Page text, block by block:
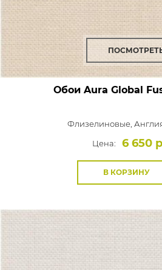
Обои Aura Global
Флизелиновые,
Цена:
6 650
В КОРЗИНУ